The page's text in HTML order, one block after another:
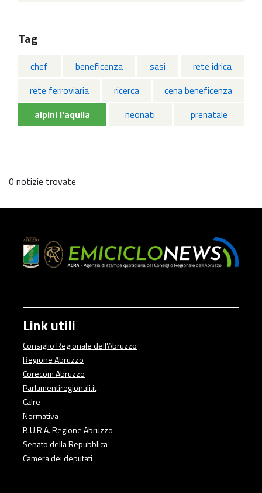
Tag
chef beneficenza sasi
rete idrica
rete ferroviaria
ricerca
cena beneficenza
alpini l'aquila
neonati prenatale
0 notizie trovate
Link utili
Consiglio Regionale dell'Abruzzo
Regione Abruzzo
Corecom Abruzzo
Parlamentiregionali.it
Calre
Normativa
B.U.R.A. Regione Abruzzo
Senato della Repubblica
Camera dei deputati